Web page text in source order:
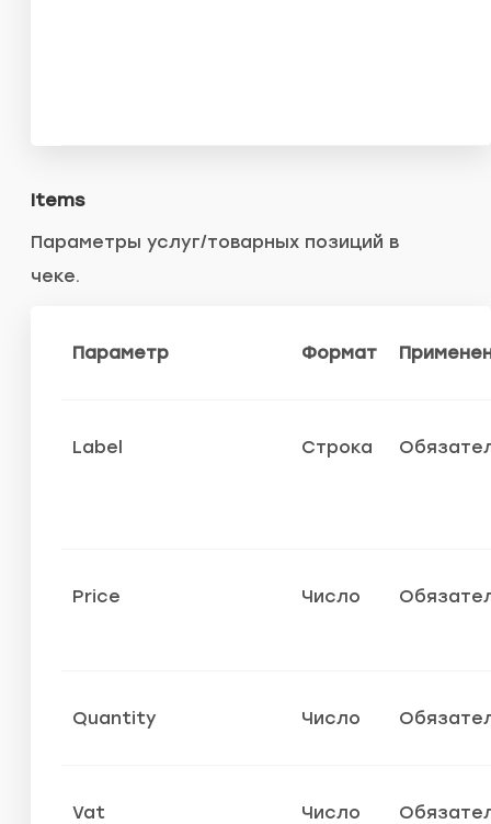
Items
Параметры услуг/товарных позиций в
чеке.
Параметр Формат
Label Строка
Price Число
Quantity Число
Vat Число